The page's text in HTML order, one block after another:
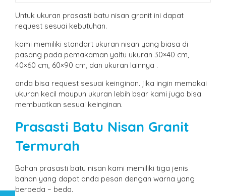
Untuk ukuran prasasti batu nisan granit ini dapat
request sesuai kebutuhan.
kami memiliki standart ukuran nisan yang biasa di
pasang pada pemakaman yaitu ukuran 30×40 cm,
40×60 cm, 60×90 cm, dan ukuran lainnya .
anda bisa request sesuai keinginan. jika ingin memakai
ukuran kecil maupun ukuran lebih bsar kami juga bisa
membuatkan sesuai keinginan.
Prasasti Batu Nisan Granit
Termurah
Bahan prasasti batu nisan kami memiliki tiga jenis
bahan yang dapat anda pesan dengan warna yang
berbeda – beda.